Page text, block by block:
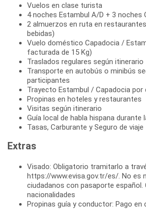
Vuelos en clase turista
4 noches Estambul A/D + 3 noches
2 almuerzos en ruta en
bebidas)
Vuelo doméstico Capadocia /
facturada de 15 Kg)
Traslados regulares según itinerario
Transporte en autobús o minibús
participantes
Trayecto Estambul / Capadocia por
Propinas en hoteles y restaurantes
Visitas según itinerario
Guía local de habla hispana durante
Tasas, Carburante y Seguro de viaje
Extras
Visado: Obligatorio tramitarlo a
https://www.evisa.gov.tr/es/. No es
ciudadanos con pasaporte
nacionalidades
Propinas guía y conductor: Pago en